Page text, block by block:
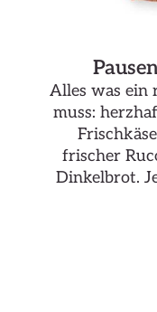
Alles was ein
muss:
frischer
Dinkelbrot.